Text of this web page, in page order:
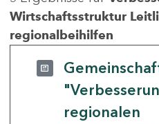
Wirtschaftsstruktur
regionalbeihilfen
regionalen